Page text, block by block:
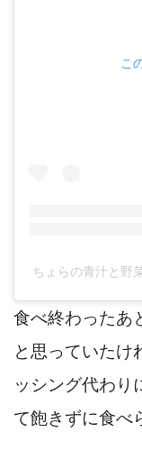
こ
ちょらの青汁と野
食べ終わったあ
と思っていたけ
ッシング代わり
て飽きずに食べ